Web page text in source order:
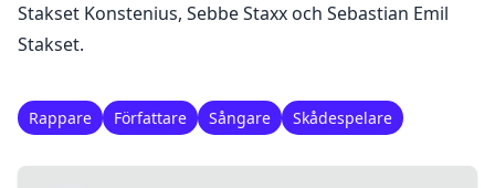
Stakset Konstenius, Sebbe Staxx och Sebastian Emil
Stakset.
Rappare Författare Sångare Skådespelare